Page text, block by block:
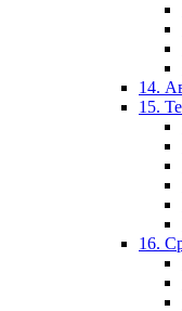
14.
15.
16.